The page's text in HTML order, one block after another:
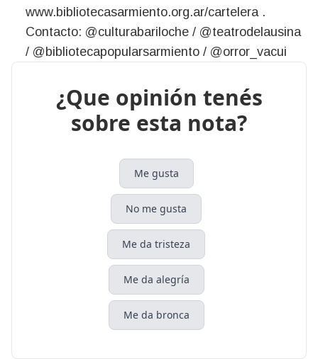
www.bibliotecasarmiento.org.ar/cartelera .
Contacto: @culturabariloche / @teatrodelausina
/ @bibliotecapopularsarmiento / @orror_vacui
¿Que opinión tenés
sobre esta nota?
Me gusta
No me gusta
Me da tristeza
Me da alegría
Me da bronca